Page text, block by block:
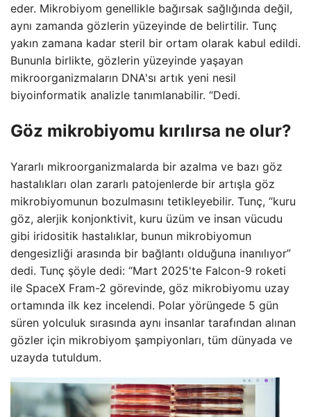
eder. Mikrobiyom genellikle bağırsak sağlığında değil,
aynı zamanda gözlerin yüzeyinde de belirtilir. Tunç
yakın zamana kadar steril bir ortam olarak kabul edildi.
Bununla birlikte, gözlerin yüzeyinde yaşayan
mikroorganizmaların DNA'sı artık yeni nesil
biyoinformatik analizle tanımlanabilir. “Dedi.
Göz mikrobiyomu kırılırsa ne olur?
Yararlı mikroorganizmalarda bir azalma ve bazı göz
hastalıkları olan zararlı patojenlerde bir artışla göz
mikrobiyomunun bozulmasını tetikleyebilir. Tunç, “kuru
göz, alerjik konjonktivit, kuru üzüm ve insan vücudu
gibi iridositik hastalıklar, bunun mikrobiyomun
dengesizliği arasında bir bağlantı olduğuna inanılıyor”
dedi. Tunç şöyle dedi: “Mart 2025'te Falcon-9 roketi
ile SpaceX Fram-2 görevinde, göz mikrobiyomu uzay
ortamında ilk kez incelendi. Polar yörüngede 5 gün
süren yolculuk sırasında aynı insanlar tarafından alınan
gözler için mikrobiyom şampiyonları, tüm dünyada ve
uzayda tutuldum.